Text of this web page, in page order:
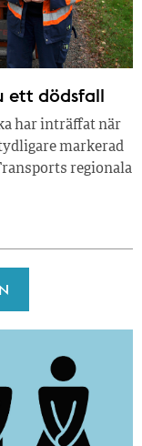
ett dödsfall
har inträffat när
markerad
regionala